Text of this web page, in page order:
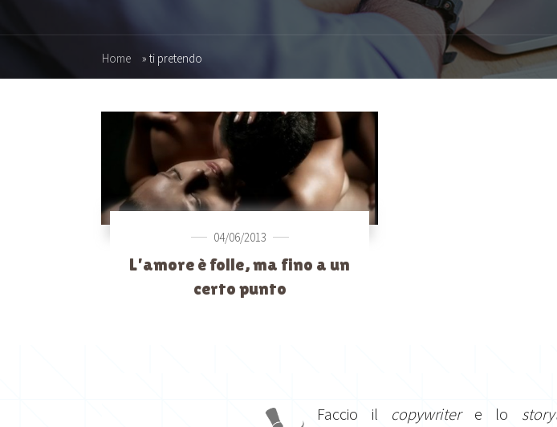
Home » ti pretendo
04/06/2013
L’amore è folle, ma fino a un
certo punto
Faccio il copywritere lo